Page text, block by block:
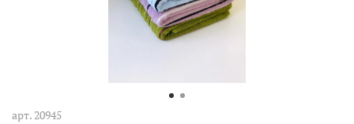
арт. 20945